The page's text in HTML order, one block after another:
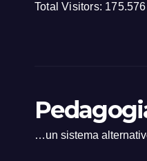
Total Visitors: 175.576
…un sistema